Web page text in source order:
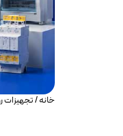
خانه/تجهیزات